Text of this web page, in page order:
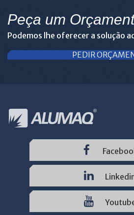
Peça um
Podemos lhe oferecer a solução
PEDIR